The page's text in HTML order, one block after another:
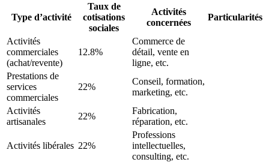
Type d’activité
Taux de
cotisations
sociales
Activités
concernées
Particularités
Activités
commerciales
(achat/revente)
12.8%
Commerce de
détail, vente en
ligne, etc.
Prestations de
services
commerciales
22%
Conseil, formation,
marketing, etc.
Activités
artisanales
22%
Fabrication,
réparation, etc.
Activités libérales 22%
Professions
intellectuelles,
consulting, etc.